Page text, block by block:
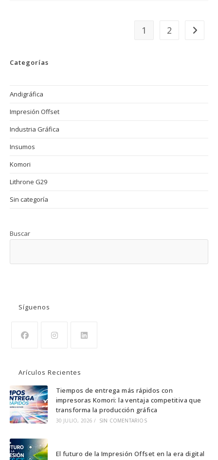
1 2 Ir a la
Categorías
Andigráfica
Impresión Offset
Industria Gráfica
Insumos
Komori
Lithrone G29
Sin categoría
Buscar
Síguenos
una
nueva
pestaña
una
nueva
pestaña
una
nueva
pestaña
Arículos Recientes
Tiempos de entrega más rápidos con
impresoras Komori: la ventaja competitiva que
transforma la producción gráfica
30 JULIO, 2026 / SIN COMENTARIOS
El futuro de la Impresión Offset en la era digital